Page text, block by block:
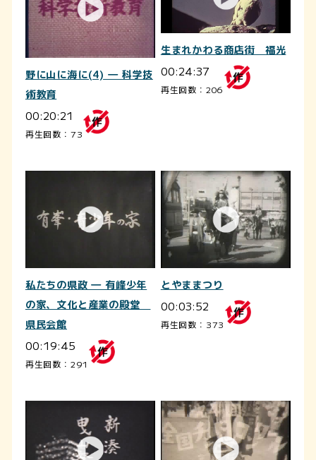
野に山に海に(4) ― 科学技
術教育
00:20:21
再生回数：73
生まれかわる商店街 福光
00:24:37
再生回数：206
私たちの県政 ― 有峰少年
の家、文化と産業の殿堂
県民会館
00:19:45
再生回数：291
とやままつり
00:03:52
再生回数：373